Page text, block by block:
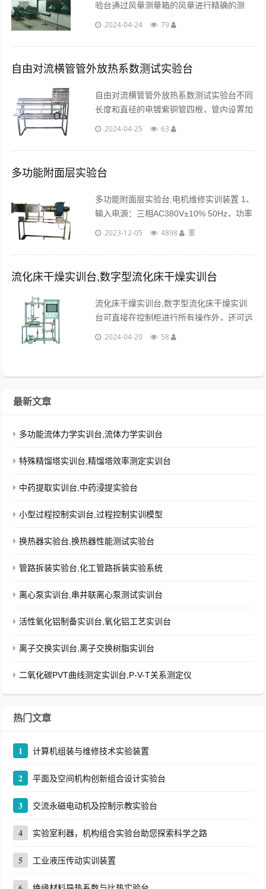
验台通过风量测量箱的风量进行精确的测
量，对圆形管道、巨形管道的流量测量进行
风量的方法。...
2024-04-24 79
自由对流横管管外放热系数测试实验台
自由对流横管管外放热系数测试实验台不同
长度和直径的电镀紫铜管四根，管内设置加
热器，固体调压模块无机调节加热，测温传
2024-04-25 63
多功能附面层实验台
多功能附面层实验台,电机维修实训装置 1、
输入电源：三相AC380V±10% 50Hz，功率
1.5KW。 2、离心风机参数：风量2200
部......
2023-12-05 4898 董
流化床干燥实训台,数字型流化床干燥实训台
流化床干燥实训台,数字型流化床干燥实训
台可直接在控制柜进行所有操作外，还可远
程至电脑展开智能调节及显示仪表+串口通
2024-04-20 58
最新文章
多功能流体力学实训台,流体力学实训台
特殊精馏塔实训台,精馏塔效率测定实训台
中药提取实训台,中药浸提实验台
小型过程控制实训台,过程控制实训模型
换热器实验台,换热器性能测试实验台
管路拆装实验台,化工管路拆装实验系统
离心泵实训台,串并联离心泵测试实训台
活性氧化铝制备实训台,氧化铝工艺实训台
离子交换实训台,离子交换树脂实训台
二氧化碳PVT曲线测定实训台,P-V-T关系测定仪
热门文章
1 计算机组装与维修技术实验装置
2 平面及空间机构创新组合设计实验台
3 交流永磁电动机及控制示教实验台
4 实验室利器，机构组合实验台助您探索科学之路
5 工业液压传动实训装置